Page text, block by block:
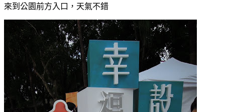
來到公園前方入口，天氣不錯